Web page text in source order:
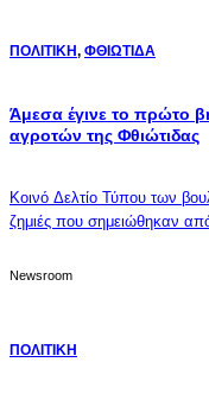
ΠΟΛΙΤΙΚΗ, ΦΘΙΩΤΙΔΑ
Άμεσα έγινε το πρώτο
αγροτών της Φθιώτιδας
Κοινό Δελτίο Τύπου των
ζημιές που σημειώθηκαν
Newsroom
ΠΟΛΙΤΙΚΗ